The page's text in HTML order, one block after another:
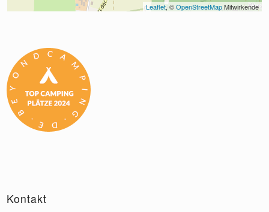
Leaflet, © OpenStreetMap Mitwirkende
Kontakt